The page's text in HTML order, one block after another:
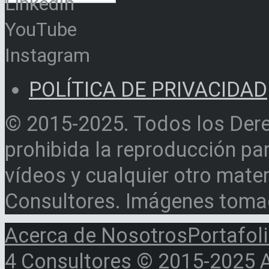
YouTube
Instagram
POLÍTICA DE PRIVACIDAD
© 2015-2025. Todos los
prohibida la reproducción
vídeos y cualquier otro
Consultores. Imágenes
Acerca de Nosotros
4 Consultores © 2015-2025